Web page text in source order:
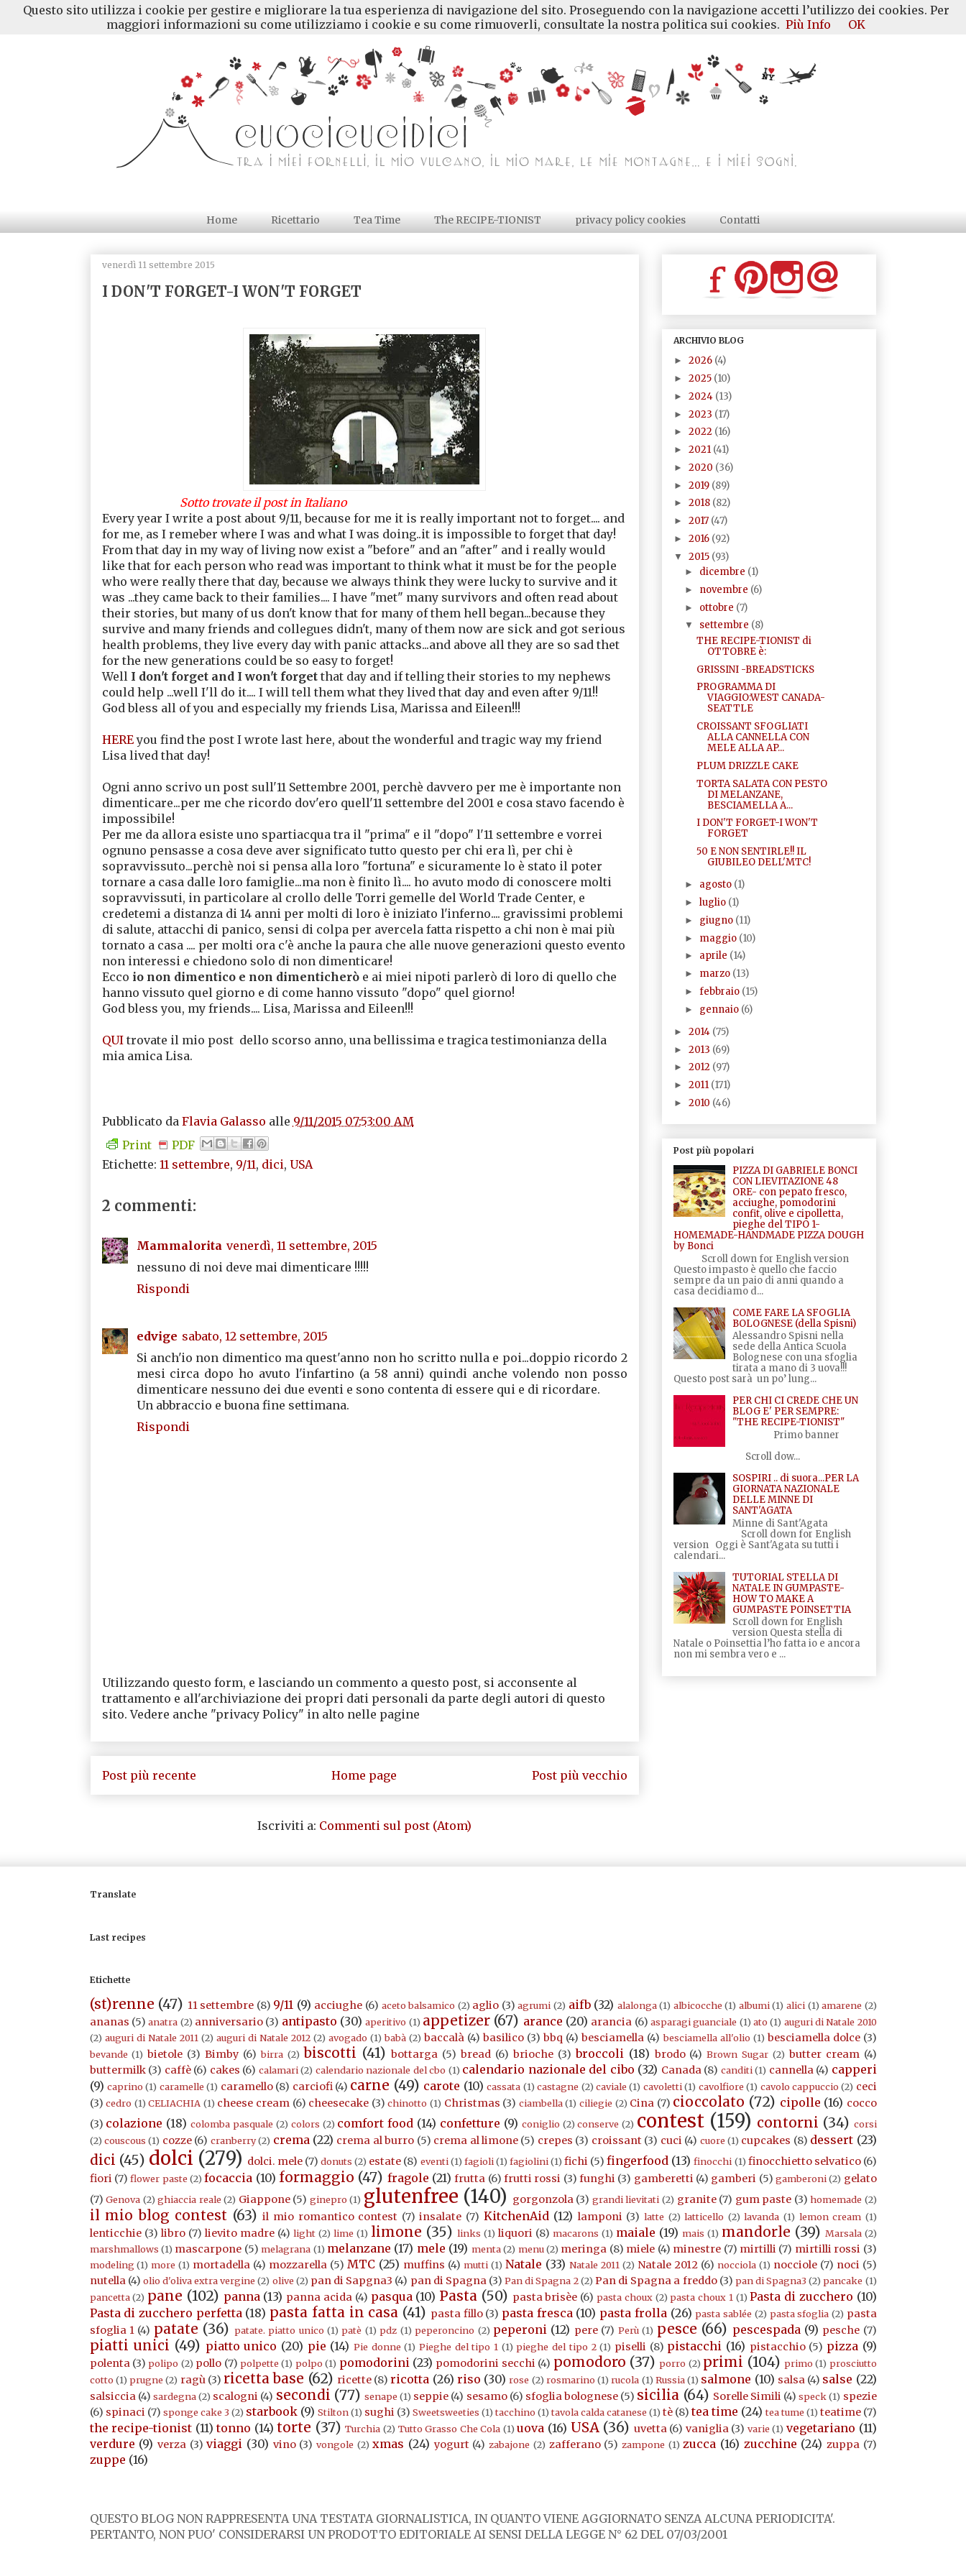
Home Ricettario Tea Time The RECIPE-TIONIST privacy policy cookies Contatti
venerdì 11 settembre 2015
I DON'T FORGET-I WON'T FORGET
Sotto trovate il post in Italiano
Every year I write a post about 9/11, because for me it is really important not to forget.... and
for me, as I remeber where I was and what I was doing..it is impossible to forget that day!
From that day in my way of living now exist a "before" and an "after" and i really would
like that for each person who read was important to think what it must be for the people
who were really there that day, because we always think they were lucky to survive and it
was ...they came back to their families.... I have "met" many survivors and often read about
their stories, but many of us don't know that for many of them hell began...because they
survive and many friends and collegues didn't, many of them now are sick and got serious
health problems, they live every day with panic attacks...and above all they are so sad thet
for the new generations could be so easy to forget!
Well I don't forget and I won't forgetthat day and if telling their stories to my nephews
could help ...well I'll do it.... I will tell them what they lived that day and even after 9/11!!
God bless all of you and especially my friends Lisa, Marissa and Eileen!!!
HEREyou find the post I wrote last here, about the wonderful and tragic way my friend
Lisa lived that day!
Ogni anno scrivo un post sull'11 Settembre 2001, perchè davvero per me è importante non
dimenticare...per me che ricordo dov'ero quell'11 settembre del 2001 e cosa stavo facendo è
impossibile!
Per me da allora esiste uno spartiacqua tra il "prima" e il "dopo" l'11 settembre e vorrei
ognuno pensasse a cosa deve aver significato tutto questo per chi era lì, per chi è
sopravvissuto...perchè noi si pensa alla loro "fortuna" e sicuramente lo è stato il poter
tornare a casa dalle loro famiglie...ma non è finito lì.... ho avuto modo di conoscere molti
sopravvissuti, in particolare al crollo delle Torri gemelle del World Trade Center, e
credetemi a distanza di 14 anni per molti di loro è iniziato l'inferno.... gravissimi problemi
di salute, attacchi di panico, sensi di colpa per avercela fatta rispetto a chi non è mai più
tornato a casa .... per molti ora c'è anche la paura che alle nuove generazioni questo evento
non interessi e chiedono solo di non dimenticare!
Ecco io non dimentico e non dimenticheròe ai miei nipoti parlerò di loro di quello che
hanno vissuto quel giorno e di come hanno vissuto "dopo" quel giorno!
God bless you, my friends.... Lisa, Marissa and Eileen!!!
QUItrovate il mio post dello scorso anno, una bellissima e tragica testimonianza della
mia amica Lisa.
Pubblicato da Flavia Galasso alle 9/11/2015 07:53:00 AM
Print
PDF
Etichette: 11 settembre, 9/11, dici, USA
2 commenti:
Mammalorita venerdì, 11 settembre, 2015
nessuno di noi deve mai dimenticare !!!!!
Rispondi
edvige sabato, 12 settembre, 2015
Si anch'io non dimentico ma quest'anno non ho scritto nulla e poi...doppio ricordo 2
mesi circa dopo ho avuto l'infartino (a 58 anni) quindi anche volendo non posso
dimenticare nessuno dei due eventi e sono contenta di essere qui e di ricordare.
Un abbraccio e buona fine settimana.
Rispondi
Utilizzando questo form, e lasciando un commento a questo post, si acconsente al
trattamento e all'archiviazione dei propri dati personali da parte degli autori di questo
sito. Vedere anche "privacy Policy" in alto nelle pagine
Post più recente Post più vecchio
Home page
Iscriviti a: Commenti sul post (Atom)
ARCHIVIO BLOG
► 2026 (4)
► 2025 (10)
► 2024 (13)
► 2023 (17)
► 2022 (16)
► 2021 (41)
► 2020 (36)
► 2019 (89)
► 2018 (82)
► 2017 (47)
► 2016 (92)
▼ 2015 (93)
► dicembre (1)
► novembre (6)
► ottobre (7)
▼ settembre (8)
THE RECIPE-TIONIST di
OTTOBRE è:
GRISSINI -BREADSTICKS
PROGRAMMA DI
VIAGGIO:WEST CANADA-
SEATTLE
CROISSANT SFOGLIATI
ALLA CANNELLA CON
MELE ALLA AP...
PLUM DRIZZLE CAKE
TORTA SALATA CON PESTO
DI MELANZANE,
BESCIAMELLA A...
I DON'T FORGET-I WON'T
FORGET
50 E NON SENTIRLE!! IL
GIUBILEO DELL'MTC!
► agosto (1)
►luglio (1)
► giugno (11)
► maggio (10)
► aprile (14)
► marzo (13)
►febbraio (15)
► gennaio (6)
► 2014 (75)
► 2013 (69)
► 2012 (97)
► 2011 (171)
► 2010 (46)
Post più popolari
PIZZA DI GABRIELE BONCI
CON LIEVITAZIONE 48
ORE- con pepato fresco,
acciughe, pomodorini
confit, olive e cipolletta,
pieghe del TIPO 1-
HOMEMADE-HANDMADE PIZZA DOUGH
by Bonci
Scroll down for English version
Questo impasto è quello che faccio
sempre da un paio di anni quando a
casa decidiamo d...
COME FARE LA SFOGLIA
BOLOGNESE (della Spisni)
Alessandro Spisni nella
sede della Antica Scuola
Bolognese con una sfoglia
tirata a mano di 3 uova!!!
Questo post sarà un po’ lung...
PER CHI CI CREDE CHE UN
BLOG E' PER SEMPRE:
"THE RECIPE-TIONIST"
Primo banner
Scroll dow...
SOSPIRI .. di suora...PER LA
GIORNATA NAZIONALE
DELLE MINNE DI
SANT'AGATA
Minne di Sant'Agata
Scroll down for English
version Oggi è Sant'Agata su tutti i
calendari...
TUTORIAL STELLA DI
NATALE IN GUMPASTE-
HOW TO MAKE A
GUMPASTE POINSETTIA
Scroll down for English
version Questa stella di
Natale o Poinsettia l’ho fatta io e ancora
non mi sembra vero e ...
Translate
Last recipes
Etichette
(st)renne (47) 11 settembre (8) 9/11 (9) acciughe (6) aceto balsamico (2) aglio (3) agrumi (2) aifb (32) alalonga (1) albicocche (1) albumi (1) alici (1) amarene (2)
ananas (5) anatra (2) anniversario (3) antipasto (30) aperitivo (1) appetizer (67) arance (20) arancia (6) asparagi guanciale (1) ato (1) auguri di Natale 2010
(2) auguri di Natale 2011 (2) auguri di Natale 2012 (2) avogado (1) babà (2) baccalà (4) basilico (3) bbq (4) besciamella (4) besciamella all'olio (1) besciamella dolce (3)
bevande (1) bietole (3) Bimby (6) birra (2) biscotti (41) bottarga (5) bread (6) brioche (3) broccoli (18) brodo (4) Brown Sugar (2) butter cream (4)
buttermilk (3) caffè (6) cakes (6) calamari (2) calendario nazionale del cbo (1) calendario nazionale del cibo (32) Canada (8) canditi (1) cannella (4) capperi
(9) caprino (1) caramelle (1) caramello (8) carciofi (4) carne (49) carote (10) cassata (1) castagne (2) caviale (1) cavoletti (1) cavolfiore (1) cavolo cappuccio (2) ceci
(3) cedro (1) CELIACHIA (1) cheese cream (6) cheesecake (3) chinotto (1) Christmas (3) ciambella (1) ciliegie (2) Cina (7) cioccolato (72) cipolle (16) cocco
(3) colazione (18) colomba pasquale (2) colors (2) comfort food (14) confetture (9) coniglio (2) conserve (2) contest (159) contorni (34) corsi
(2) couscous (1) cozze (6) cranberry (2) crema (22) crema al burro (5) crema al limone (5) crepes (3) croissant (3) cuci (4) cuore (1) cupcakes (8) dessert (23)
dici (45) dolci (279) dolci. mele (7) donuts (2) estate (8) eventi (1) fagioli (1) fagiolini(1) fichi (5) fingerfood (13) finocchi (1) finocchietto selvatico (6)
fiori (7) flower paste (2) focaccia (10) formaggio (47) fragole (21) frutta (6) frutti rossi (3) funghi (3) gamberetti (4) gamberi (5) gamberoni (2) gelato
(7) Genova (2) ghiaccia reale (2) Giappone (5) ginepro (1) glutenfree (140) gorgonzola (3) grandi lievitati (2) granite (7) gum paste (3) homemade (2)
il mio blog contest (63) il mio romantico contest (7) insalate (7) KitchenAid (12) lamponi (3) latte (2) latticello (2) lavanda (1) lemon cream (1)
lenticchie (3) libro (7) lievito madre (4) light (2) lime (1) limone (35) links (1) liquori (8) macarons (1) maiale (19) mais (1) mandorle (39) Marsala (2)
marshmallows (1) mascarpone (5) melagrana (1) melanzane (17) mele (19) menta (2) menu (2) meringa (8) miele (4) minestre (7) mirtilli (7) mirtilli rossi (3)
modeling (1) more (1) mortadella (4) mozzarella (5) MTC (25) muffins (4) mutti (1) Natale (33) Natale 2011 (2) Natale 2012 (6) nocciola (1) nocciole (7) noci (5)
nutella (4) olio d'oliva extra vergine (2) olive (2) pan di Sapgna3 (4) pan di Spagna (3) Pan di Spagna 2 (2) Pan di Spagna a freddo (3) pan di Spagna3 (2) pancake (1)
pancetta (2) pane (102) panna (13) panna acida (4) pasqua (10) Pasta (50) pasta brisèe (6) pasta choux (2) pasta choux 1 (1) Pasta di zucchero (10)
Pasta di zucchero perfetta (18) pasta fatta in casa (41) pasta fillo (3) pasta fresca (10) pasta frolla (26) pasta sablée (2) pasta sfoglia (2) pasta
sfoglia 1 (4) patate (36) patate. piatto unico (1) patè (1) pdz (1) peperoncino (2) peperoni (12) pere (7) Perù (1) pesce (66) pescespada (9) pesche (7)
piatti unici (49) piatto unico (20) pie (14) Pie donne (1) Pieghe del tipo 1 (1) pieghe del tipo 2 (1) piselli (8) pistacchi (16) pistacchio (5) pizza (9)
polenta (3) polipo (2) pollo (7) polpette (1) polpo (1) pomodorini (23) pomodorini secchi (4) pomodoro (37) porro (2) primi (104) primo (1) prosciutto
cotto (1) prugne (2) ragù (3) ricetta base (62) ricette (8) ricotta (26) riso (30) rose (2) rosmarino (1) rucola (1) Russia (1) salmone (10) salsa (4) salse (22)
salsiccia (4) sardegna(2) scalogni (4) secondi (77) senape (1) seppie (4) sesamo (6) sfoglia bolognese (5) sicilia (64) Sorelle Simili (4) speck (1) spezie
(6) spinaci (7) sponge cake 3 (2) starbook (9) Stilton (1) sughi (3) Sweetsweeties (1) tacchino (1) tavola calda catanese (1) tè (8)tea time (24) tea tume (1) teatime (7)
the recipe-tionist (11) tonno (14) torte (37) Turchia (2) Tutto Grasso Che Cola (1) uova (16) USA (36) uvetta (6) vaniglia (3) varie (1) vegetariano (11)
verdure (9) verza (3) viaggi (30) vino (3) vongole (2) xmas (24) yogurt (4) zabajone (2) zafferano (5) zampone (1) zucca (16) zucchine (24) zuppa (7)
zuppe (16)
QUESTO BLOG NON RAPPRESENTA UNA TESTATA GIORNALISTICA, IN QUANTO VIENE AGGIORNATO SENZA ALCUNA PERIODICITA'.
PERTANTO, NON PUO' CONSIDERARSI UN PRODOTTO EDITORIALE AI SENSI DELLA LEGGE N° 62 DEL 07/03/2001
Questo sito utilizza i cookie per gestire e migliorare la tua esperienza di navigazione del sito. Proseguendo con la navigazione accetti l’utilizzo dei cookies. Per
maggiori informazioni su come utilizziamo i cookie e su come rimuoverli, consultate la nostra politica sui cookies. Più Info OK